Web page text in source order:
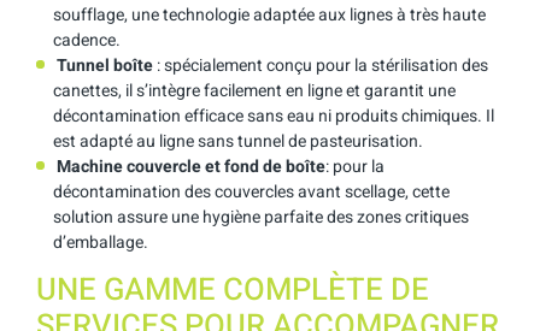
soufflage, une technologie adaptée aux lignes à très haute
cadence.
Tunnel boîte: spécialement conçu pour la stérilisation des
canettes, il s’intègre facilement en ligne et garantit une
décontamination efficace sans eau ni produits chimiques. Il
est adapté au ligne sans tunnel de pasteurisation.
Machine couvercle et fond de boîte: pour la
décontamination des couvercles avant scellage, cette
solution assure une hygiène parfaite des zones critiques
d’emballage.
UNE GAMME COMPLÈTE DE